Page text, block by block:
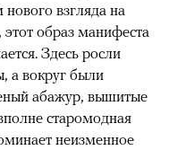
взгляда на
образ манифеста
Здесь росли
а вокруг были
абажур, вышитые
старомодная
неизменное